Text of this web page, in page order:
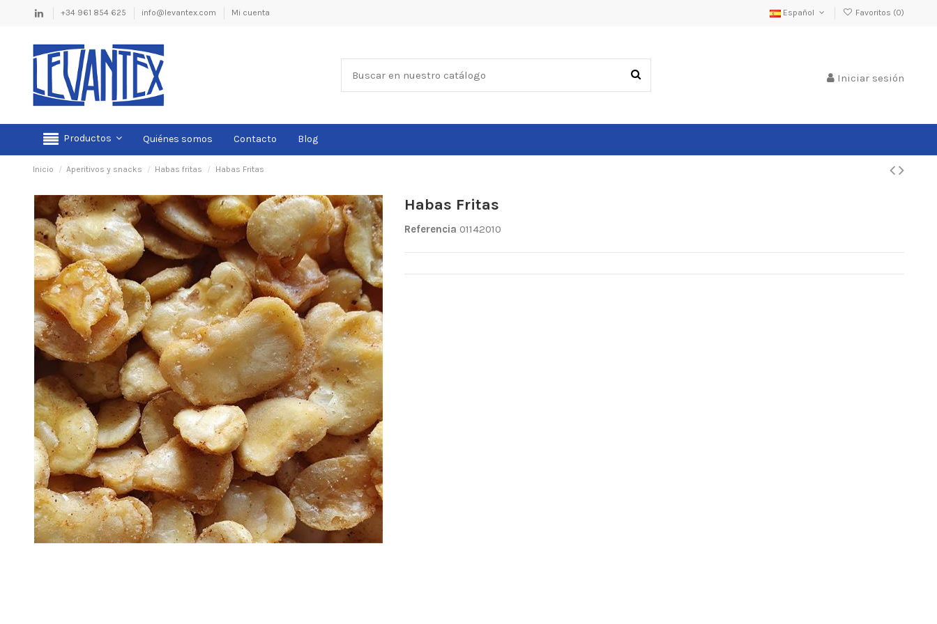
+34 961 854 625 info@levantex.com Mi cuenta Español Favoritos (0)
Iniciar sesión
Productos Quiénes somos Contacto Blog
Inicio Aperitivos y snacks Habas fritas Habas Fritas
Habas Fritas
Referencia 01142010